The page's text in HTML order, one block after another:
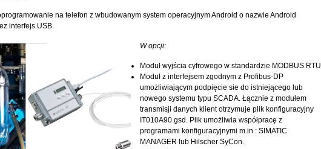
na telefon z wbudowanym system operacyjnym Android o nazwie Android
interfejs USB.
W opcji:
Moduł wyjścia cyfrowego w standardzie MODBUS RTU
Moduł z interfejsem zgodnym z Profibus-DP
umożliwiającym podpięcie sie do istniejącego lub
nowego systemu typu SCADA. Łącznie z modułem
transmisji danych klient otrzymuje plik konfiguracyjny
IT010A90.gsd. Plik umożliwia współpracę z
programami konfiguracyjnymi m.in.: SIMATIC
MANAGER lub Hilscher SyCon.